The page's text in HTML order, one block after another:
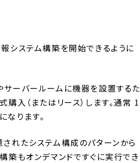
システム構築を開始できるように
サーバールームに機器を設置するた
入（またはリース）します。通常 1
ります。
れたシステム構成のパターンから
築もオンデマンドですぐに実行でき